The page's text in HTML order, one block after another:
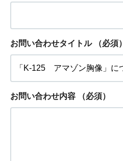
お問い合わせタイトル （必須）
お問い合わせ内容 （必須）